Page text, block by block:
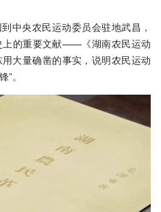
中央农民运动委员会驻地武昌，
上的重要文献——《湖南农民运动
大量确凿的事实，说明农民运动
。